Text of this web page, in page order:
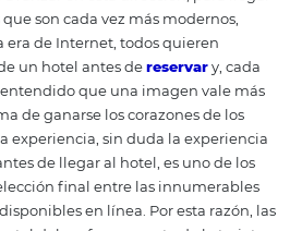
de su propiedad atraen a
Si la respuesta
avanzar en esta dirección,
que son cada vez más
la era de Internet, todos
de un hotel antes dereservar
entendido que una imagen
de ganarse los corazones